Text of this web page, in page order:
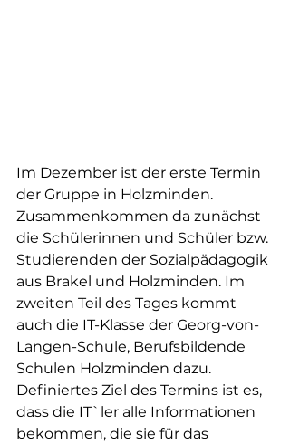
Im Dezember ist der erste Termin
der Gruppe in Holzminden.
Zusammenkommen da zunächst
die Schülerinnen und Schüler bzw.
Studierenden der Sozialpädagogik
aus Brakel und Holzminden. Im
zweiten Teil des Tages kommt
auch die IT-Klasse der Georg-von-
Langen-Schule, Berufsbildende
Schulen Holzminden dazu.
Definiertes Ziel des Termins ist es,
dass die IT`ler alle Informationen
bekommen, die sie für das